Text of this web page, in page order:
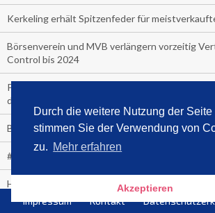
Durch die weitere Nutzung der Seite
stimmen Sie der Verwendung von
zu. Mehr erfahren
Akzeptieren
Kerkeling erhält Spitzenfeder für
Börsenverein und MVB verlängern vorzeitig
Control bis 2024
PocketBook, Ceebo und Umbreit bringen
die Cloud
Bella Bella
#1-Bestseller: "Das ist Alpha!" von Kollegah
Hammer! "Fear: Trump in the White House" (auf
Impressum Kontakt